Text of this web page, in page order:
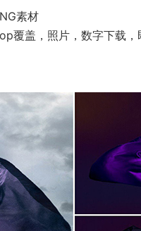
素材
覆盖，照片，数字下载